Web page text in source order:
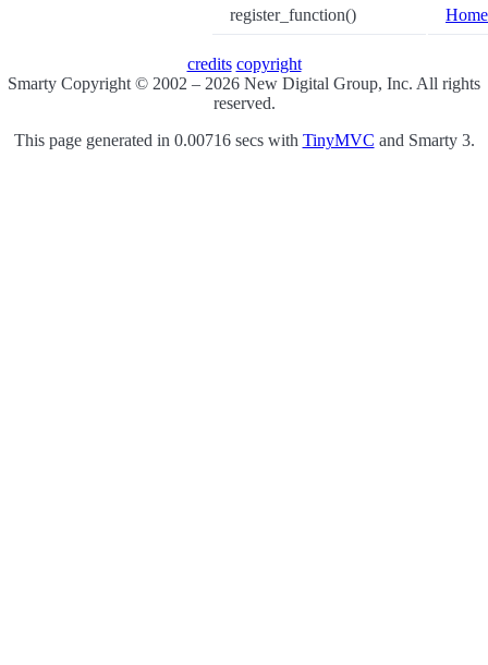
register_function() Home
credits copyright
Smarty Copyright © 2002 – 2026 New Digital Group, Inc. All rights
reserved.
This page generated in 0.00716 secs with TinyMVC and Smarty 3.